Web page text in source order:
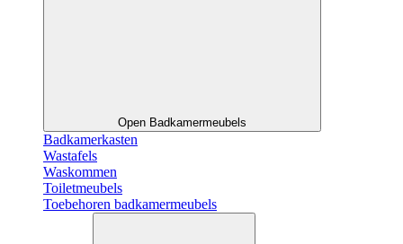
Open Badkamermeubels
Badkamerkasten
Wastafels
Waskommen
Toiletmeubels
Toebehoren badkamermeubels